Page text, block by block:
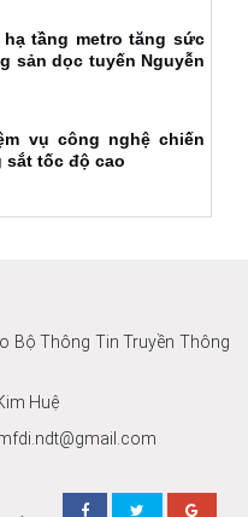
hạ tầng metro tăng sức
sản dọc tuyến Nguyễn
vụ công nghệ chiến
tốc độ cao
Bộ Thông Tin Truyền Thông
Huệ